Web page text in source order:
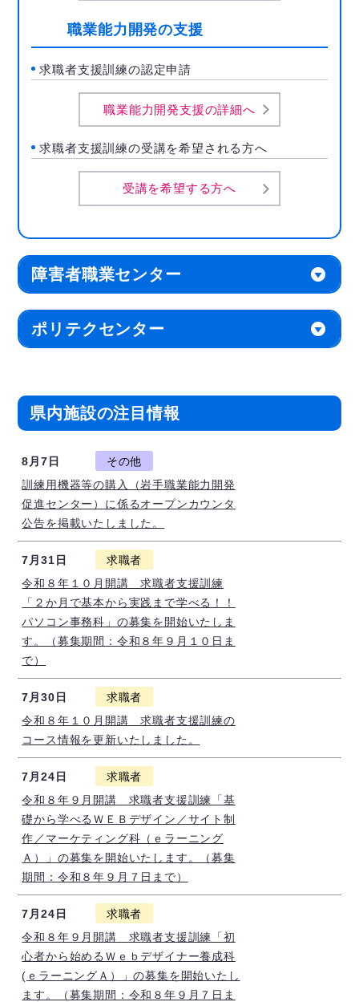
職業能力開発の支援
求職者支援訓練の認定申請
職業能力開発支援の詳細へ
求職者支援訓練の受講を希望される方へ
受講を希望する方へ
障害者職業センター
ポリテクセンター
県内施設の注目情報
8月7日
その他
訓練用機器等の購入（岩手職業能力開発
促進センター）に係るオープンカウンタ
公告を掲載いたしました。
7月31日
求職者
令和８年１０月開講 求職者支援訓練
「２か月で基本から実践まで学べる！！
パソコン事務科」の募集を開始いたしま
す。（募集期間：令和８年９月１０日ま
で）
7月30日
求職者
令和８年１０月開講 求職者支援訓練の
コース情報を更新いたしました。
7月24日
求職者
令和８年９月開講 求職者支援訓練「基
礎から学べるＷＥＢデザイン／サイト制
作／マーケティング科（ｅラーニング
Ａ）」の募集を開始いたします。（募集
期間：令和８年９月７日まで）
7月24日
求職者
令和８年９月開講 求職者支援訓練「初
心者から始めるＷｅｂデザイナー養成科
(ｅラーニングＡ）」の募集を開始いたし
ます。（募集期間：令和８年９月７日ま